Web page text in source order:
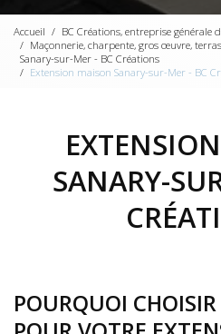
Accueil
BC Créations, entreprise générale
Maçonnerie, charpente, gros œuvre,
Sanary-sur-Mer - BC Créations
Extension maison Sanary-sur-Mer - BC
SANARY-
POURQUOI